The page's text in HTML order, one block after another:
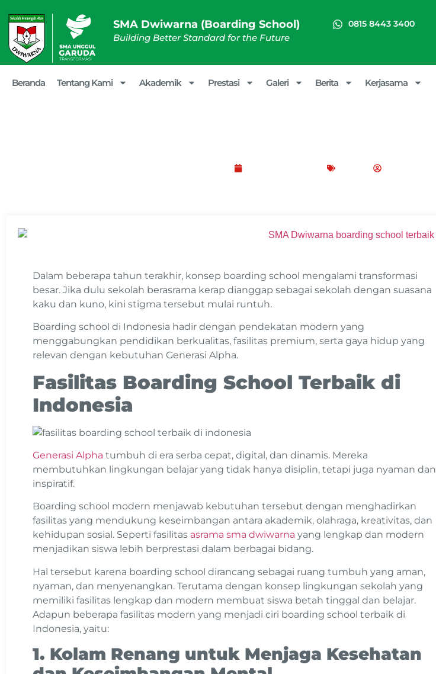
SMA Dwiwarna (Boarding School)
Building Better Standard for the Future
0815 8443 3400
Beranda Tentang Kami Akademik Prestasi Galeri Berita Kerjasama
Dalam beberapa tahun terakhir, konsep boarding school mengalami transformasi
besar. Jika dulu sekolah berasrama kerap dianggap sebagai sekolah dengan suasana
kaku dan kuno, kini stigma tersebut mulai runtuh.
Boarding school di Indonesia hadir dengan pendekatan modern yang
menggabungkan pendidikan berkualitas, fasilitas premium, serta gaya hidup yang
relevan dengan kebutuhan Generasi Alpha.
Fasilitas Boarding School Terbaik di
Indonesia
Generasi Alpha tumbuh di era serba cepat, digital, dan dinamis. Mereka
membutuhkan lingkungan belajar yang tidak hanya disiplin, tetapi juga nyaman dan
inspiratif.
Boarding school modern menjawab kebutuhan tersebut dengan menghadirkan
fasilitas yang mendukung keseimbangan antara akademik, olahraga, kreativitas, dan
kehidupan sosial. Seperti fasilitas asrama sma dwiwarna yang lengkap dan modern
menjadikan siswa lebih berprestasi dalam berbagai bidang.
Hal tersebut karena boarding school dirancang sebagai ruang tumbuh yang aman,
nyaman, dan menyenangkan. Terutama dengan konsep lingkungan sekolah yang
memiliki fasilitas lengkap dan modern membuat siswa betah tinggal dan belajar.
Adapun beberapa fasilitas modern yang menjadi ciri boarding school terbaik di
Indonesia, yaitu:
1. Kolam Renang untuk Menjaga Kesehatan